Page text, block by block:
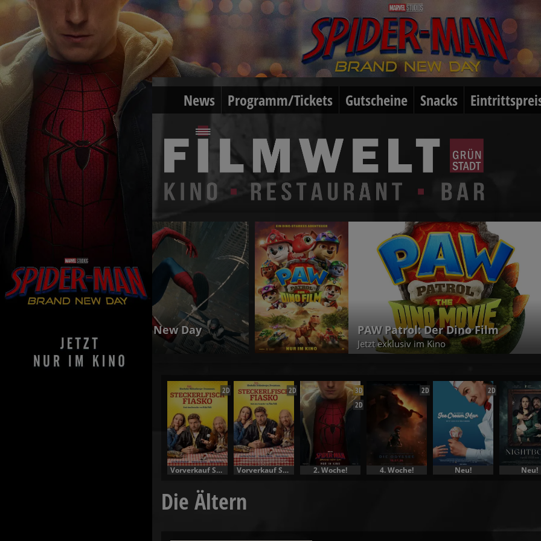
News Programm/Tickets Gutscheine Snacks
PAW Patrol: Der Dino Film
Jetzt exklusiv im Kino Jetzt
2D
Vorverkauf Specials
2D
Vorverkauf Specials
3D
2D
2. Woche!
2D
4. Woche!
2D
Neu! Neu!
Die Ältern